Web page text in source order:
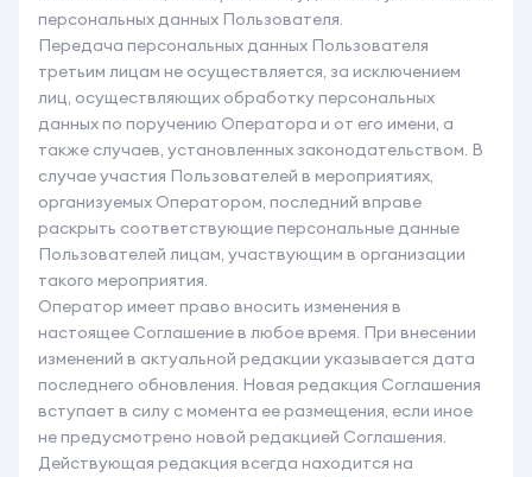
персональных данных Пользователя.
Передача персональных данных Пользователя
третьим лицам не осуществляется, за исключением
лиц, осуществляющих обработку персональных
данных по поручению Оператора и от его имени, а
также случаев, установленных законодательством. В
случае участия Пользователей в мероприятиях,
организуемых Оператором, последний вправе
раскрыть соответствующие персональные данные
Пользователей лицам, участвующим в организации
такого мероприятия.
Оператор имеет право вносить изменения в
настоящее Соглашение в любое время. При внесении
изменений в актуальной редакции указывается дата
последнего обновления. Новая редакция Соглашения
вступает в силу с момента ее размещения, если иное
не предусмотрено новой редакцией Соглашения.
Действующая редакция всегда находится на